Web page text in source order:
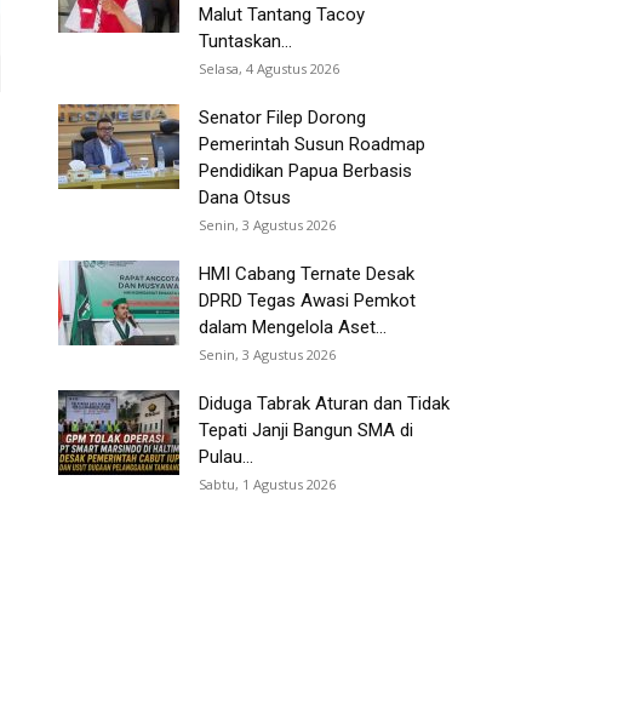
Malut Tantang Tacoy
Tuntaskan...
Selasa, 4 Agustus 2026
Senator Filep Dorong
Pemerintah Susun Roadmap
Pendidikan Papua Berbasis
Dana Otsus
Senin, 3 Agustus 2026
HMI Cabang Ternate Desak
DPRD Tegas Awasi Pemkot
dalam Mengelola Aset...
Senin, 3 Agustus 2026
Diduga Tabrak Aturan dan Tidak
Tepati Janji Bangun SMA di
Pulau...
Sabtu, 1 Agustus 2026